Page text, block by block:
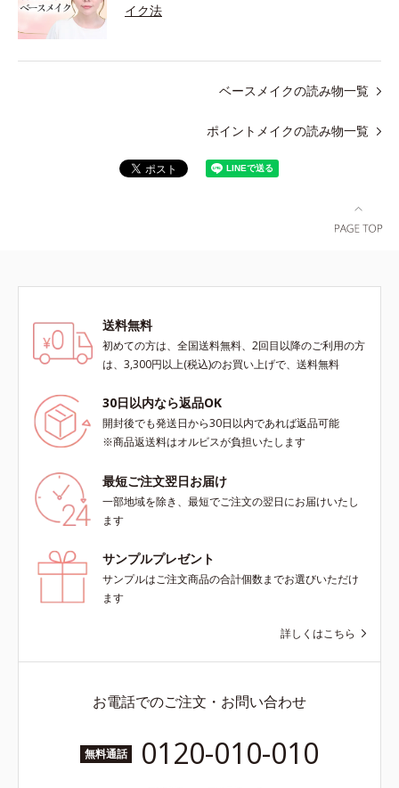
イク法
ベースメイクの読み物一覧
ポイントメイクの読み物一覧
送料無料
初めての方は、全国送料無料、2回目以降のご利用の方
は、3,300円以上(税込)のお買い上げで、送料無料
30日以内なら返品OK
開封後でも発送日から30日以内であれば返品可能
※商品返送料はオルビスが負担いたします
最短ご注文翌日お届け
一部地域を除き、最短でご注文の翌日にお届けいたし
ます
サンプルプレゼント
サンプルはご注文商品の合計個数までお選びいただけ
ます
詳しくはこちら
お電話でのご注文・お問い合わせ
無料通話 0120-010-010